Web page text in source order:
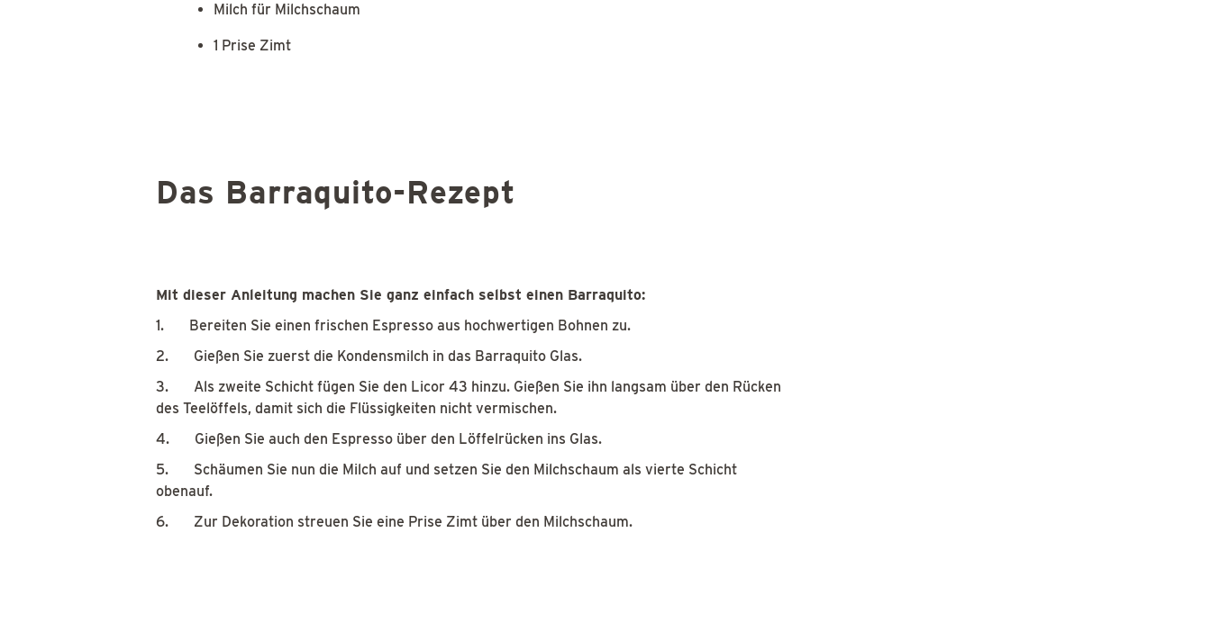
Milch für Milchschaum
1 Prise Zimt
Das Barraquito-Rezept
Mit dieser Anleitung machen Sie ganz einfach selbst einen Barraquito:
1. Bereiten Sie einen frischen Espresso aus hochwertigen Bohnen zu.
2. Gießen Sie zuerst die Kondensmilch in das Barraquito Glas.
3. Als zweite Schicht fügen Sie den Licor 43 hinzu. Gießen Sie ihn langsam über den Rücken
des Teelöffels, damit sich die Flüssigkeiten nicht vermischen.
4. Gießen Sie auch den Espresso über den Löffelrücken ins Glas.
5. Schäumen Sie nun die Milch auf und setzen Sie den Milchschaum als vierte Schicht
obenauf.
6. Zur Dekoration streuen Sie eine Prise Zimt über den Milchschaum.